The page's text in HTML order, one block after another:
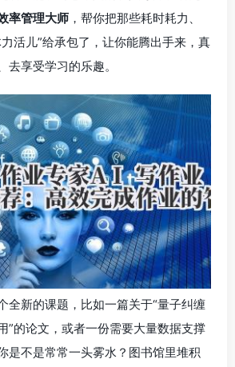
率管理大师 ，帮你把那些耗时耗力、
活儿”给承包了，让你能腾出手来，真
去享受学习的乐趣。
全新的课题，比如一篇关于“量子纠缠
”的论文，或者一份需要大量数据支撑
是不是常常一头雾水？图书馆里堆积